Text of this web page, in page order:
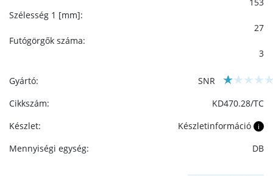
Szélesség 1 [mm]:
27
Futógörgők száma:
3
Gyártó:
SNR
Cikkszám:
KD470.28/TC
Készlet:
Készletinformáció i
Mennyiségi egység: DB